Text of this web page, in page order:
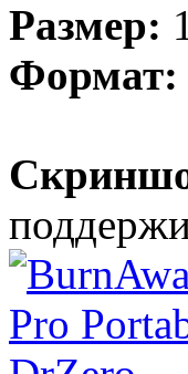
Размер:
Формат: